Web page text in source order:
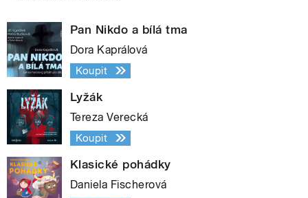
Pan Nikdo a bílá tma
Dora Kaprálová
Koupit
Lyžák
Tereza Verecká
Koupit
Klasické pohádky
Daniela Fischerová